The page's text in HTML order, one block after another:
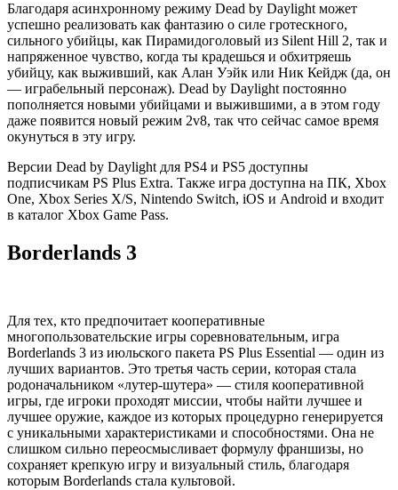
Благодаря асинхронному режиму Dead by Daylight может
успешно реализовать как фантазию о силе гротескного,
сильного убийцы, как Пирамидоголовый из Silent Hill 2, так и
напряженное чувство, когда ты крадешься и обхитряешь
убийцу, как выживший, как Алан Уэйк или Ник Кейдж (да, он
— играбельный персонаж). Dead by Daylight постоянно
пополняется новыми убийцами и выжившими, а в этом году
даже появится новый режим 2v8, так что сейчас самое время
окунуться в эту игру.
Версии Dead by Daylight для PS4 и PS5 доступны
подписчикам PS Plus Extra. Также игра доступна на ПК, Xbox
One, Xbox Series X/S, Nintendo Switch, iOS и Android и входит
в каталог Xbox Game Pass.
Borderlands 3
Для тех, кто предпочитает кооперативные
многопользовательские игры соревновательным, игра
Borderlands 3 из июльского пакета PS Plus Essential — один из
лучших вариантов. Это третья часть серии, которая стала
родоначальником «лутер-шутера» — стиля кооперативной
игры, где игроки проходят миссии, чтобы найти лучшее и
лучшее оружие, каждое из которых процедурно генерируется
с уникальными характеристиками и способностями. Она не
слишком сильно переосмысливает формулу франшизы, но
сохраняет крепкую игру и визуальный стиль, благодаря
которым Borderlands стала культовой.